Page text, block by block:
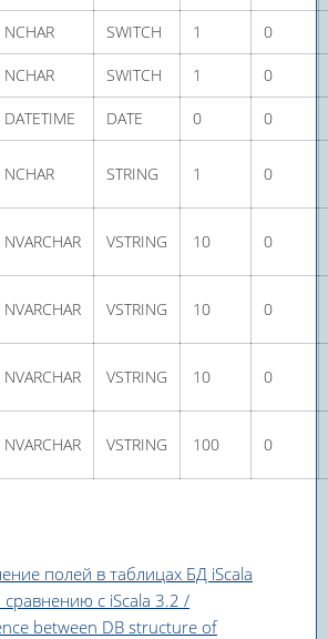
NCHAR SWITCH 1 0
NCHAR SWITCH 1 0
DATETIME DATE 0 0
NCHAR STRING 1 0
NVARCHAR VSTRING 10 0
NVARCHAR VSTRING 10 0
NVARCHAR VSTRING 10 0
NVARCHAR VSTRING 100 0
полей в таблицах БД iScala
с iScala 3.2 /
between DB structure of